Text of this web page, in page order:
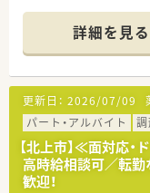
「患者様第一主
トーとしています
成果主義の採用
目標をもってい
やりがいとゆと
≪薬局紹介≫
■店内も明るく
休憩などにも便
■内科の割合が
詳細を見る
更新日： 2026/07/09
パート・アルバイト
【北上市】≪面対応
高時給相談可／転
歓迎！